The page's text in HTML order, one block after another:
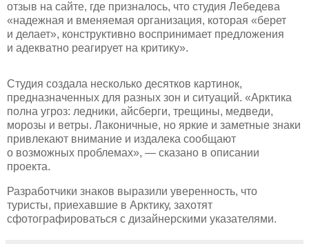
отзыв на сайте, где призналось, что студия Лебедева
«надежная и вменяемая организация, которая «берет
и делает», конструктивно воспринимает предложения
и адекватно реагирует на критику».
Студия создала несколько десятков картинок,
предназначенных для разных зон и ситуаций. «Арктика
полна угроз: ледники, айсберги, трещины, медведи,
морозы и ветры. Лаконичные, но яркие и заметные знаки
привлекают внимание и издалека сообщают
о возможных проблемах», — сказано в описании
проекта.
Разработчики знаков выразили уверенность, что
туристы, приехавшие в Арктику, захотят
сфотографироваться с дизайнерскими указателями.